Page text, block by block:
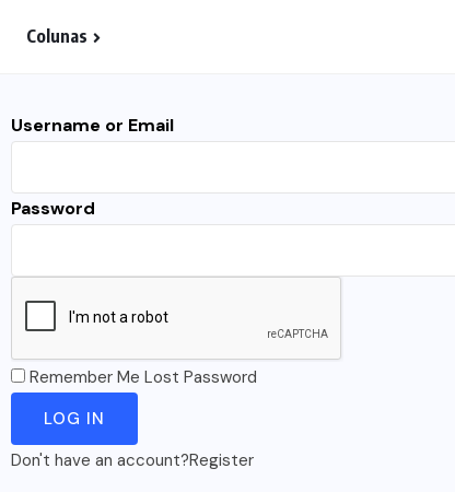
Colunas
Username or Email
Password
Remember Me Lost Password
Don't have an account?Register